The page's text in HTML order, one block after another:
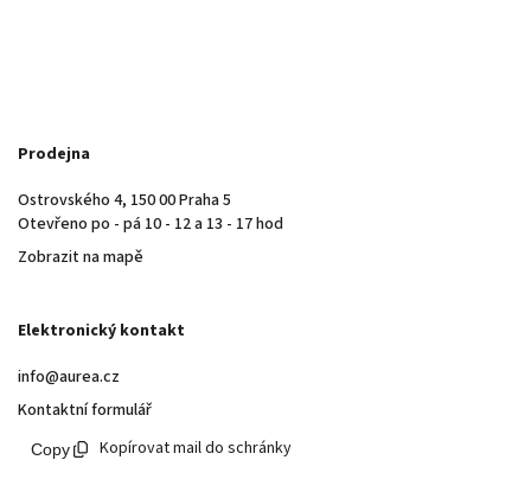
Prodejna
Ostrovského 4, 150 00 Praha 5
Otevřeno po - pá 10 - 12 a 13 - 17 hod
Zobrazit na mapě
Elektronický kontakt
info@aurea.cz
Kontaktní formulář
Kopírovat mail do schránky